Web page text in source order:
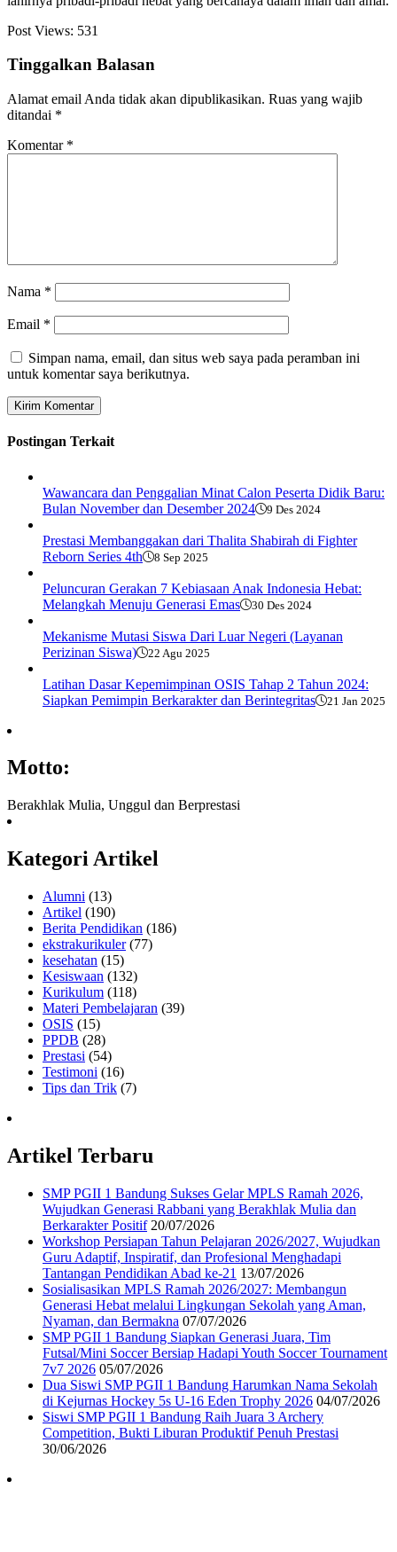
Post Views: 531
Tinggalkan Balasan
Alamat email Anda tidak akan dipublikasikan. Ruas yang wajib
ditandai *
Komentar *
Nama *
Email *
Simpan nama, email, dan situs web saya pada peramban ini
untuk komentar saya berikutnya.
Postingan Terkait
Wawancara dan Penggalian Minat Calon Peserta Didik Baru:
Bulan November dan Desember 2024
9 Des 2024
Prestasi Membanggakan dari Thalita Shabirah di Fighter
Reborn Series 4th
8 Sep 2025
Peluncuran Gerakan 7 Kebiasaan Anak Indonesia Hebat:
Melangkah Menuju Generasi Emas
30 Des 2024
Mekanisme Mutasi Siswa Dari Luar Negeri (Layanan
Perizinan Siswa)
22 Agu 2025
Latihan Dasar Kepemimpinan OSIS Tahap 2 Tahun 2024:
Siapkan Pemimpin Berkarakter dan Berintegritas
21 Jan 2025
Motto:
Berakhlak Mulia, Unggul dan Berprestasi
Kategori Artikel
Alumni (13)
Artikel (190)
Berita Pendidikan (186)
ekstrakurikuler(77)
kesehatan (15)
Kesiswaan (132)
Kurikulum (118)
Materi Pembelajaran (39)
OSIS (15)
PPDB (28)
Prestasi (54)
Testimoni (16)
Tips dan Trik (7)
Artikel Terbaru
SMP PGII 1 Bandung Sukses Gelar MPLS Ramah 2026,
Wujudkan Generasi Rabbani yang Berakhlak Mulia dan
Berkarakter Positif 20/07/2026
Workshop Persiapan Tahun Pelajaran 2026/2027, Wujudkan
Guru Adaptif, Inspiratif, dan Profesional Menghadapi
Tantangan Pendidikan Abad ke-21 13/07/2026
Sosialisasikan MPLS Ramah 2026/2027: Membangun
Generasi Hebat melalui Lingkungan Sekolah yang Aman,
Nyaman, dan Bermakna 07/07/2026
SMP PGII 1 Bandung Siapkan Generasi Juara, Tim
Futsal/Mini Soccer Bersiap Hadapi Youth Soccer Tournament
7v7 2026 05/07/2026
Dua Siswi SMP PGII 1 Bandung Harumkan Nama Sekolah
di Kejurnas Hockey 5s U-16 Eden Trophy 2026 04/07/2026
Siswi SMP PGII 1 Bandung Raih Juara 3 Archery
Competition, Bukti Liburan Produktif Penuh Prestasi
30/06/2026